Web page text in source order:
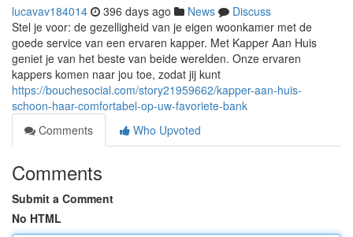
lucavav184014 396 days ago News
Discuss
Stel je voor: de gezelligheid van je eigen woonkamer met de
goede service van een ervaren kapper. Met Kapper Aan Huis
geniet je van het beste van beide werelden. Onze ervaren
kappers komen naar jou toe, zodat jij kunt
https://bouchesocial.com/story21959662/kapper-aan-huis-
schoon-haar-comfortabel-op-uw-favoriete-bank
Comments
Who Upvoted
Comments
Submit a Comment
No HTML